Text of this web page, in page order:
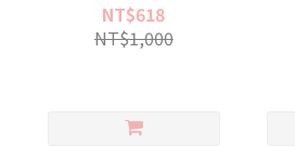
NT$618
NT$1,000